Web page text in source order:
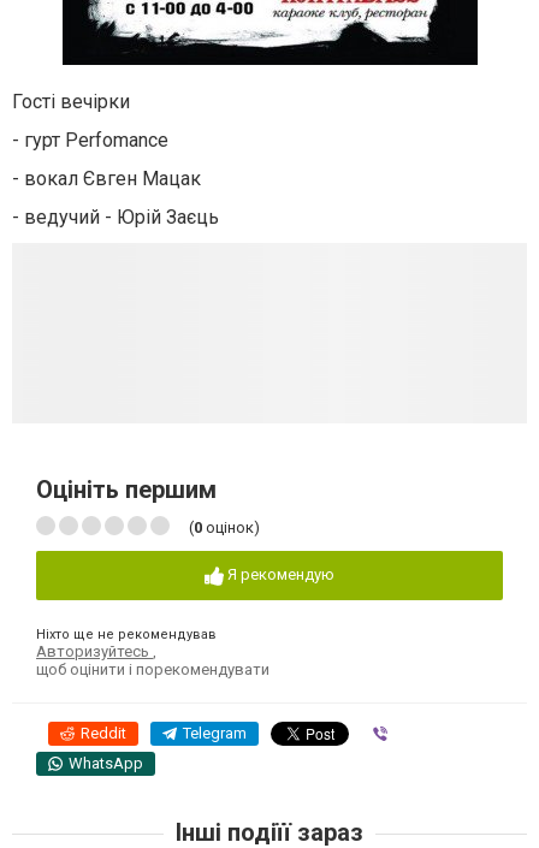
Гості вечірки
- гурт Perfomance
- вокал Євген Мацак
- ведучий - Юрій Заєць
Оцініть першим
(0 оцінок)
Я рекомендую
Ніхто ще не рекомендував
Авторизуйтесь
щоб оцінити і порекомендувати
Reddit Telegram
WhatsApp
Інші подіїї зараз